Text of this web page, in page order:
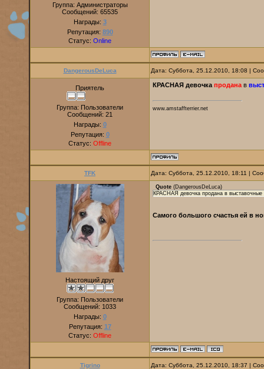
Группа: Администраторы
Сообщений: 65535
Награды: 3
Репутация: 890
Статус: Online
DangerousDeLuca Дата: Суббота, 25.12.2010, 18:08 |
Приятель
Группа: Пользователи
Сообщений: 21
Награды: 0
Репутация: 0
Статус: Offline
КРАСНАЯ девочка продана в
www.amstaffterrier.net
TFK Дата: Суббота, 25.12.2010, 18:11 |
Настоящий друг
Группа: Пользователи
Сообщений: 1033
Награды: 0
Репутация: 17
Статус: Offline
Quote (DangerousDeLuca)
КРАСНАЯ девочка продана в выставочные
Самого большого счастья ей в
Tigrino Дата: Суббота, 25.12.2010, 18:37 |